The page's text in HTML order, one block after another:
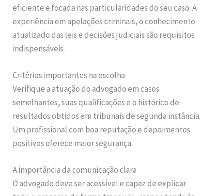
eficiente e focada nas particularidades do seu caso. A
experiência em apelações criminais, o conhecimento
atualizado das leis e decisões judiciais são requisitos
indispensáveis.
Critérios importantes na escolha
Verifique a atuação do advogado em casos
semelhantes, suas qualificações e o histórico de
resultados obtidos em tribunais de segunda instância.
Um profissional com boa reputação e depoimentos
positivos oferece maior segurança.
A importância da comunicação clara
O advogado deve ser acessível e capaz de explicar